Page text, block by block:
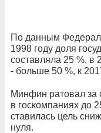
По данным
1998 году доля
составляла 25 %, в
- больше 50 %, к
Минфин ратовал за
в госкомпаниях до
ставилась цель
нуля.